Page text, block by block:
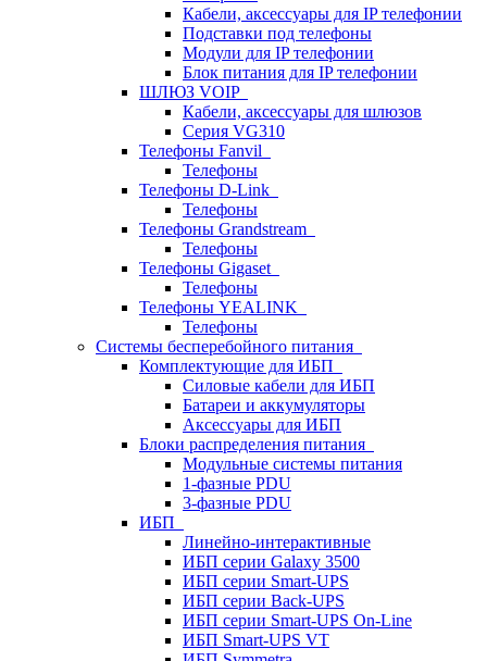
Кабели, аксессуары для IP телефонии
Подставки под телефоны
Модули для IP телефонии
Блок питания для IP телефонии
ШЛЮЗ VOIP
Кабели, аксессуары для шлюзов
Серия VG310
Телефоны Fanvil
Телефоны
Телефоны D-Link
Телефоны
Телефоны Grandstream
Телефоны
Телефоны Gigaset
Телефоны
Телефоны YEALINK
Телефоны
Системы бесперебойного питания
Комплектующие для ИБП
Силовые кабели для ИБП
Батареи и аккумуляторы
Аксессуары для ИБП
Блоки распределения питания
Модульные системы питания
1-фазные PDU
3-фазные PDU
ИБП
Линейно-интерактивные
ИБП серии Galaxy 3500
ИБП серии Smart-UPS
ИБП серии Back-UPS
ИБП серии Smart-UPS On-Line
ИБП Smart-UPS VT